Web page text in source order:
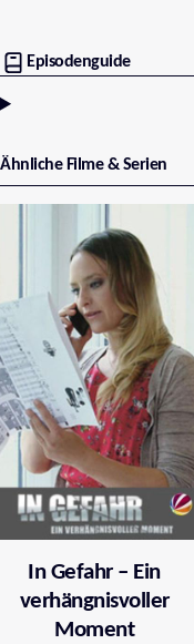
Episodenguide
Ähnliche Filme & Serien
In Gefahr – Ein
verhängnisvoller
Moment